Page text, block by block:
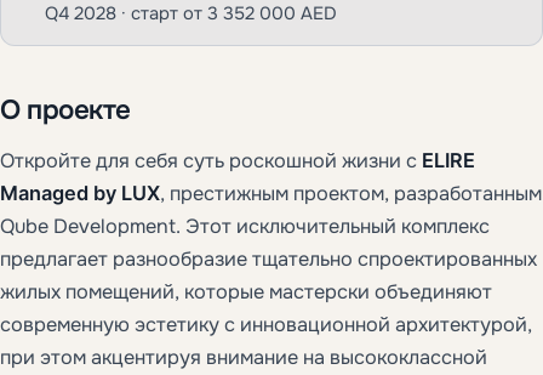
Q4 2028 · старт от 3 352 000 AED
О проекте
Откройте для себя суть роскошной жизни с ELIRE
Managed by LUX, престижным проектом, разработанным
Qube Development. Этот исключительный комплекс
предлагает разнообразие тщательно спроектированных
жилых помещений, которые мастерски объединяют
современную эстетику с инновационной архитектурой,
при этом акцентируя внимание на высококлассной